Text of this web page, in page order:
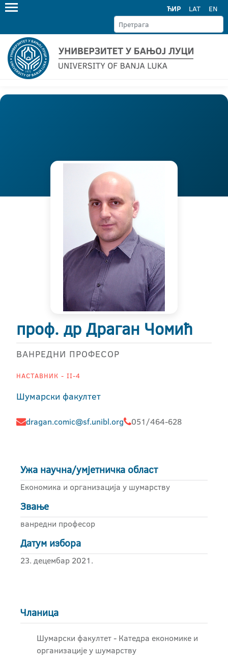
ЋИР LAT EN
проф. др Драган Чомић
ВАНРЕДНИ ПРОФЕСОР
НАСТАВНИК - II-4
Шумарски факултет
dragan.comic@sf.unibl.org 051/464-628
Ужа научна/умјетничка област
Економика и организација у шумарству
Звање
ванредни професор
Датум избора
23. децембар 2021.
Чланица
Шумарски факултет - Катедра економикe и
организацијe у шумарству